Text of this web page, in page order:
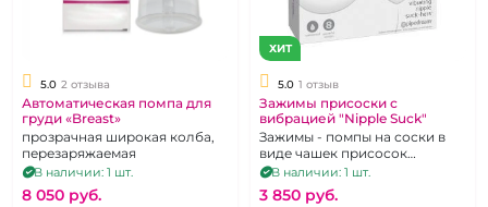
5.0 2 отзыва
Автоматическая помпа для
груди «Breast»
прозрачная широкая колба,
перезаряжаемая
В наличии: 1 шт.
8 050 pуб.
ХИТ
5.0 1 отзыв
Зажимы присоски с
вибрацией "Nipple Suck"
Зажимы - помпы на соски в
виде чашек присосок
красивого сиреневого цвета
В наличии: 1 шт.
3 850 pуб.